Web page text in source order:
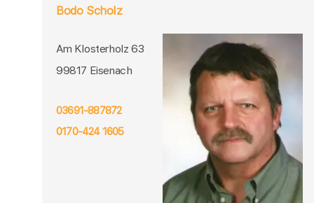
Bodo Scholz
Am Klosterholz 63
99817 Eisenach
03691-887872
0170-424 1605